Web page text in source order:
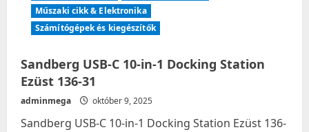
Műszaki cikk & Elektronika
Számítógépek és kiegészítők
Sandberg USB-C 10-in-1 Docking Station
Ezüst 136-31
adminmega október 9, 2025
Sandberg USB-C 10-in-1 Docking Station Ezüst 136-